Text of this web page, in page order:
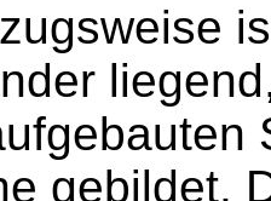
gebildet.